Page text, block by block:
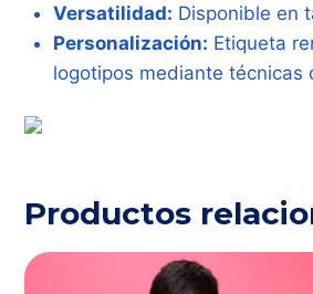
Versatilidad: Disponible en
Personalización: Etiqueta
logotipos mediante técnicas
Productos